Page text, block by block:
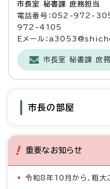
市長室 秘書課 庶務担当
電話番号：052-972-
972-4105
Eメール：
市長室 秘書課 庶
市長の部屋
重要なお知らせ
令和8年10月から、粗大